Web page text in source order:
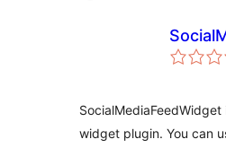
widget plugin. You can